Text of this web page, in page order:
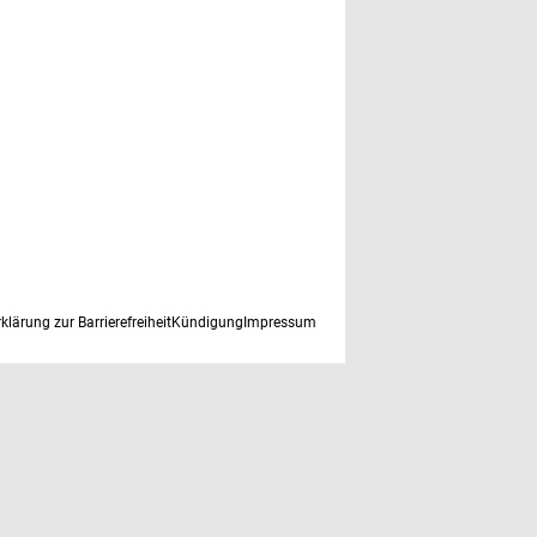
zur BarrierefreiheitKündigung Impressum